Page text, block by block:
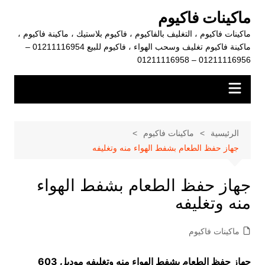
المحتوى
ماكينات فاكيوم
ماكينات فاكيوم ، التغليف بالفاكيوم ، فاكيوم بلاستيك ، ماكينة فاكيوم ،
ماكينة فاكيوم تغليف وسحب الهواء ، فاكيوم للبيع 01211116954 –
01211116956 – 01211116958
الرئيسية
ماكينات فاكيوم
جهاز حفظ الطعام بشفط الهواء منه وتغليفه
جهاز حفظ الطعام بشفط الهواء
منه وتغليفه
ماكينات فاكيوم
جهاز حفظ الطعام بشفط الهواء منه وتغليفه موديل 603